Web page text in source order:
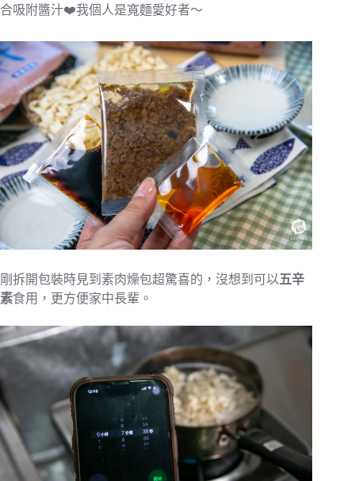
合吸附醬汁❤️我個人是寬麵愛好者～
剛拆開包裝時見到素肉燥包超驚喜的，沒想到可以五辛
素食用，更方便家中長輩。